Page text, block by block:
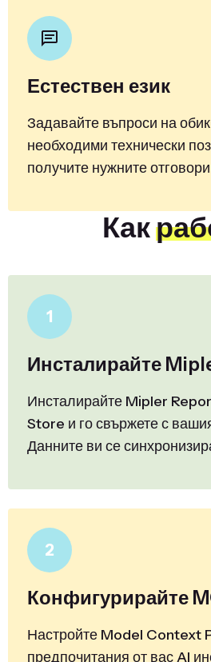
Естествен език
Задавайте въпроси на
необходими технически
получите нужните
Как
1
Инсталирайте
Инсталирайте Mipler
Store и го свържете с
Данните ви се
2
Конфигурирайте
Настройте Model Context
предпочитания от вас AI